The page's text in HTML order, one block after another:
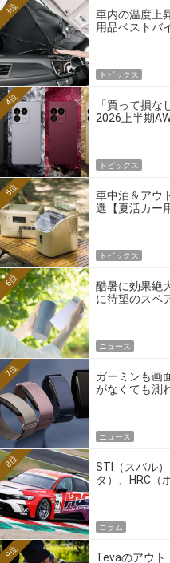
車内の温度上
用品ベストバ
3位
トピックス
「買って損
2026上半期
4位
トピックス
車中泊＆アウ
選【夏活カー
5位
トピックス
酷暑に効果絶
に待望のスペ
6位
ニュース
ガーミンも画
がなくても測
7位
ニュース
STI（スバル
タ）、HRC（
8位
コラム
Tevaのアウト
9位